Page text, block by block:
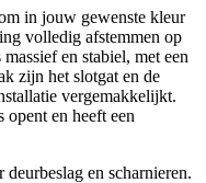
in jouw gewenste kleur
volledig afstemmen op
en stabiel, met een
zijn het slotgat en de
vergemakkelijkt.
opent en heeft een
en scharnieren.